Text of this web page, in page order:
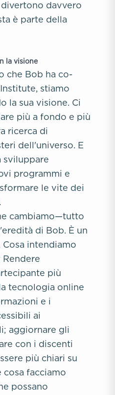
davvero
è parte della
la visione
che Bob ha co-
stiamo
la sua visione. Ci
più a fondo e più
ricerca di
dell'universo. E
sviluppare
programmi e
le vite dei
cambiamo—tutto
di Bob. È un
intendiamo
Rendere
più
tecnologia online
e i
ai
aggiornare gli
con i discenti
più chiari su
cosa facciamo
possano